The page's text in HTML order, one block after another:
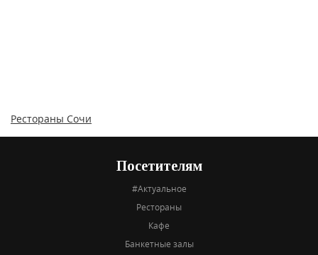
Рестораны Сочи
Посетителям
#Актуальное
Рестораны
Кафе
Банкетные залы